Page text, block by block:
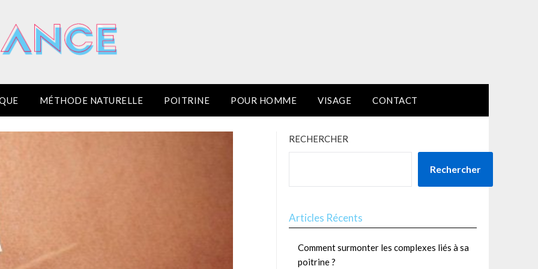
MÉTHODE NATURELLE POITRINE POUR HOMME VISAGE CONTACT
RECHERCHER
Rechercher
Articles Récents
Comment surmonter les complexes liés à sa
poitrine ?